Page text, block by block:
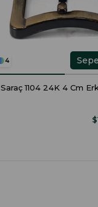
4
Saraç 1104 24K 4 Cm